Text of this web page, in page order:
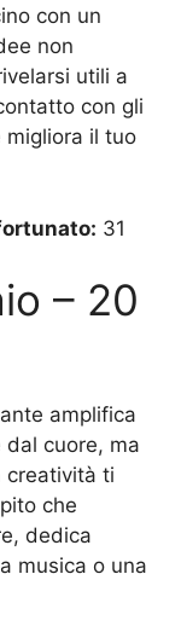
con un
non
utili a
con gli
migliora il tuo
31
– 20
amplifica
dal cuore, ma
creatività ti
che
dedica
musica o una